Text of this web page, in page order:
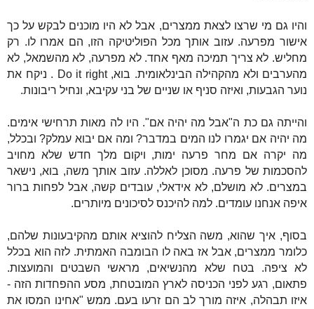
והיו גם מי שרצו לצאת ממצרים, אבל לא היו מוכנים לבקש על כך
אישור מפרעה. עזוב אותך מכל הפוליטיקה הזו, הם אמרו לו. רק
מחליש. לא צריך תמיכה מאף אחד. לא מפרעה, לא מהשמאל, לא
מהערבים ולא מהקהילה הבינלאומית. בוא,Do it right . ניקח את
נוער הגבעות, ואיזה סניף או שניים של בני עקיבא, ונחיל ריבונות.
והייתה גם כת ה"אבל מה יהיה אם". היו לה מאות תרחישי אימים.
מה יהיה אם יגמרו לנו המים במדבר? ומה אם יבוא עמלק? ובכלל,
מה יקרה אם מחר פרעה ימות, ויקום מלך חדש שלא מחויב
להסכמות של פרעה. מסוכן לאללה. עזוב אותך משה, בוא, נישאר
במצרים. לא מושלם, לא אידאלי, עובדים קשה, אבל לפחות ברור
איפה אנחנו עומדים. למה להיכנס לסיכונים מיותרים.
בסוף, איך שהוא, משה הצליח להוציא אותם מהקיבעונות שלהם,
כלומר ממצרים, אבל אז באה לו הבומבה האמתית. לזה הוא בכלל
לא ציפה. בטח שלא מהנשיאים, מראשי השבטים והמועצות.
פתאום, רגע לפני הכניסה לארץ המובטחת, מסע ההפחדות הזה -
איזו תבהלה, איזה מורך לב הם זרעו בעם. ממש "אחינו המסו את